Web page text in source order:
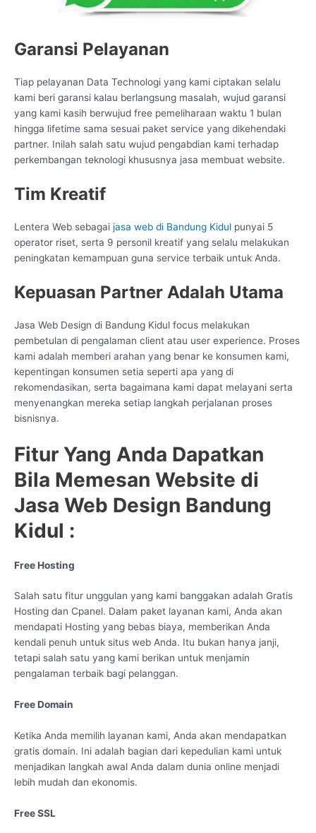
Garansi Pelayanan
Tiap pelayanan Data Technologi yang kami ciptakan selalu
kami beri garansi kalau berlangsung masalah, wujud garansi
yang kami kasih berwujud free pemeliharaan waktu 1 bulan
hingga lifetime sama sesuai paket service yang dikehendaki
partner. Inilah salah satu wujud pengabdian kami terhadap
perkembangan teknologi khususnya jasa membuat website.
Tim Kreatif
Lentera Web sebagai jasa web di Bandung Kidul punyai 5
operator riset, serta 9 personil kreatif yang selalu melakukan
peningkatan kemampuan guna service terbaik untuk Anda.
Kepuasan Partner Adalah Utama
Jasa Web Design di Bandung Kidul focus melakukan
pembetulan di pengalaman client atau user experience. Proses
kami adalah memberi arahan yang benar ke konsumen kami,
kepentingan konsumen setia seperti apa yang di
rekomendasikan, serta bagaimana kami dapat melayani serta
menyenangkan mereka setiap langkah perjalanan proses
bisnisnya.
Fitur Yang Anda Dapatkan
Bila Memesan Website di
Jasa Web Design Bandung
Kidul :
Free Hosting
Salah satu fitur unggulan yang kami banggakan adalah Gratis
Hosting dan Cpanel. Dalam paket layanan kami, Anda akan
mendapati Hosting yang bebas biaya, memberikan Anda
kendali penuh untuk situs web Anda. Itu bukan hanya janji,
tetapi salah satu yang kami berikan untuk menjamin
pengalaman terbaik bagi pelanggan.
Free Domain
Ketika Anda memilih layanan kami, Anda akan mendapatkan
gratis domain. Ini adalah bagian dari kepedulian kami untuk
menjadikan langkah awal Anda dalam dunia online menjadi
lebih mudah dan ekonomis.
Free SSL